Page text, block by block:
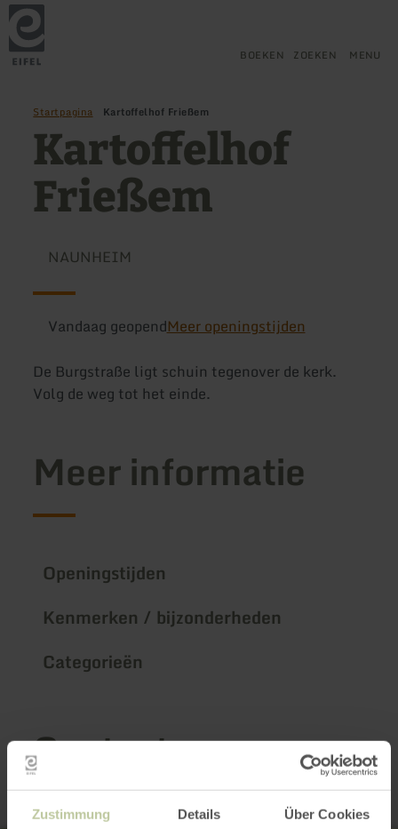
Zustimmung Details Über Cookies
Terug
naar
de
startpagina
BOEKEN ZOEKEN MENU
Startpagina Kartoffelhof Frießem
Kartoffelhof
Frießem
NAUNHEIM
Vandaag geopendMeer openingstijden
De Burgstraße ligt schuin tegenover de kerk.
Volg de weg tot het einde.
Meer informatie
Openingstijden
Kenmerken / bijzonderheden
Categorieën
Contact